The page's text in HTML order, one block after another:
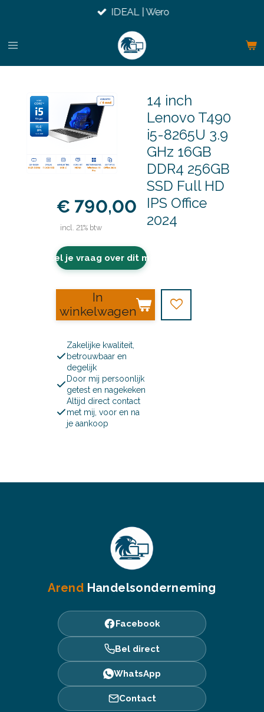
naar
IDEAL | Wero
14 inch
Lenovo T490
i5-8265U 3.9
GHz 16GB
DDR4 256GB
SSD Full HD
IPS Office
2024
€ 790,00
incl. 21% btw
Stel je vraag over dit model
In
winkelwagen
Zakelijke kwaliteit,
betrouwbaar en
degelijk
Door mij persoonlijk
getest en nagekeken
Altijd direct contact
met mij, voor en na
je aankoop
Arend Handelsonderneming
Facebook
Bel direct
WhatsApp
Contact